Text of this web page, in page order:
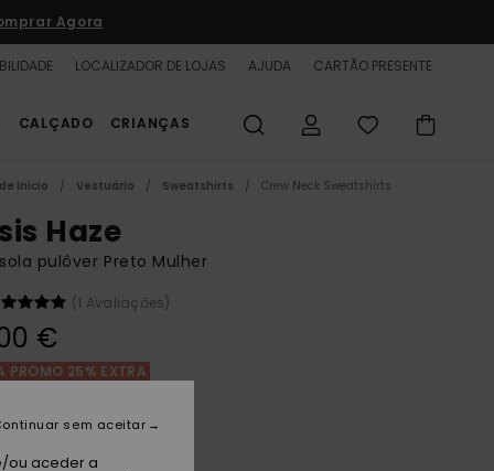
Agora
LOCALIZADOR DE LOJAS AJUDA CARTÃO PRESENTE
CALÇADO CRIANÇAS
início Vestuário Sweatshirts Crew Neck Sweatshirts
Haze
pulôver Preto Mulher
(1 Avaliações)
€
PROMO 25% EXTRA
ou aceder a
sem aceitar